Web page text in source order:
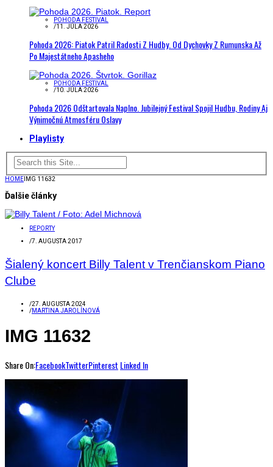
POHODA FESTIVAL
/11. JÚLA 2026
Pohoda 2026: Piatok Patril Radosti Z Hudby. Od Dychovky Z Rumunska Až
Po Majestátneho Apasheho
POHODA FESTIVAL
/10. JÚLA 2026
Pohoda 2026 Odštartovala Naplno. Jubilejný Festival Spojil Hudbu, Rodiny Aj
Výnimočnú Atmosféru Oslavy
Playlisty
HOME IMG 11632
Ďalšie články
REPORTY
/7. AUGUSTA 2017
Šialený koncert Billy Talent v Trenčianskom Piano
Clube
/27. AUGUSTA 2024
/MARTINA JAROLÍNOVÁ
IMG 11632
Share On:FacebookTwitterPinterest Linked In